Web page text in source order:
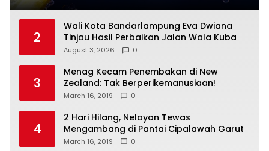
2
Wali Kota Bandarlampung Eva Dwiana
Tinjau Hasil Perbaikan Jalan Wala Kuba
August 3, 2026 0
3
Menag Kecam Penembakan di New
Zealand: Tak Berperikemanusiaan!
March 16, 2019 0
4
2 Hari Hilang, Nelayan Tewas
Mengambang di Pantai Cipalawah Garut
March 16, 2019 0